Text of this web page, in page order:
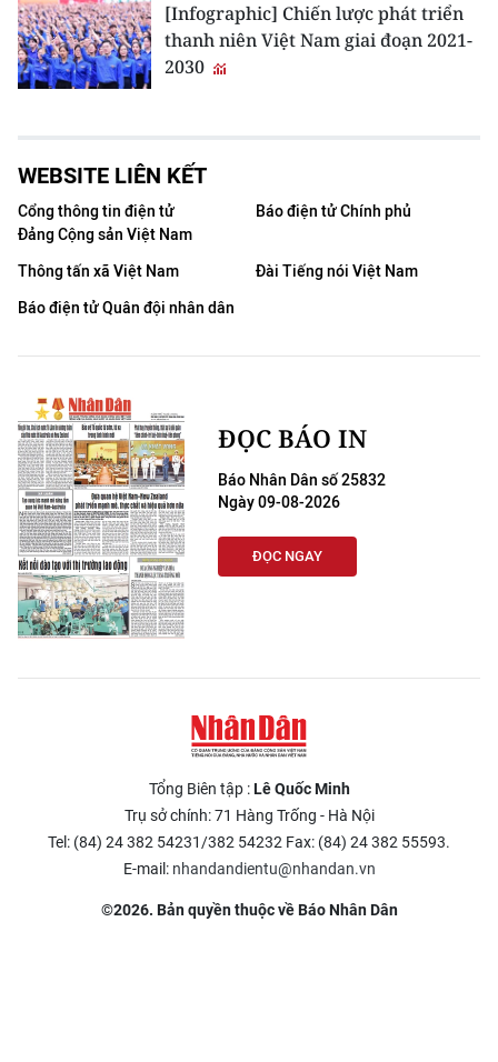
[Infographic] Chiến lược phát triển
thanh niên Việt Nam giai đoạn 2021-
2030
WEBSITE LIÊN KẾT
Cổng thông tin điện tử
Đảng Cộng sản Việt Nam
Báo điện tử Chính phủ
Thông tấn xã Việt Nam
Đài Tiếng nói Việt Nam
Báo điện tử Quân đội nhân dân
ĐỌC BÁO IN
Báo Nhân Dân số 25832
Ngày 09-08-2026
ĐỌC NGAY
Tổng Biên tập :Lê Quốc Minh
Trụ sở chính: 71 Hàng Trống - Hà Nội
Tel: (84) 24 382 54231/382 54232 Fax: (84) 24 382 55593.
E-mail: nhandandientu@nhandan.vn
©2026. Bản quyền thuộc về Báo Nhân Dân